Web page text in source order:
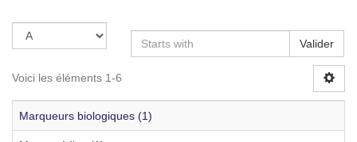
Valider
Voici les éléments 1-6
Marqueurs biologiques (1)